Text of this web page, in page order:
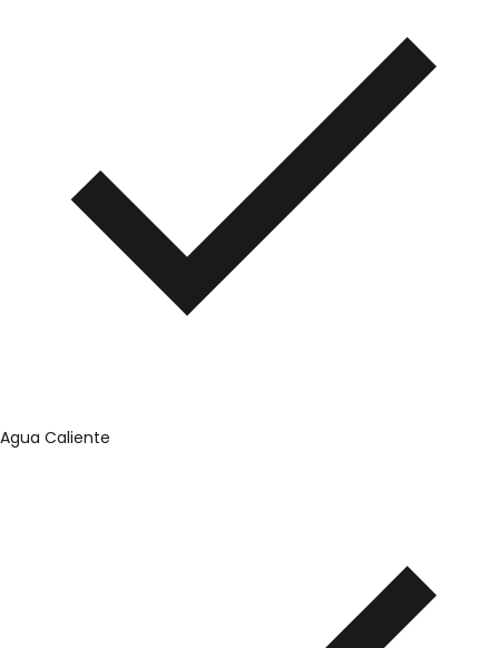
Agua Caliente